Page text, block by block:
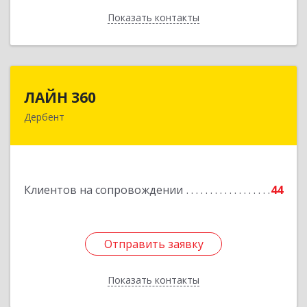
Показать контакты
Назад
ЛАЙН 360
Дербент
Клиентов на сопровождении 44
Отправить заявку
Показать контакты
368600, Дагестан Респ, Дербент г, Ю.Гагарина
Отправить заявку
Назад